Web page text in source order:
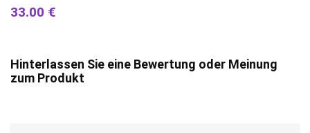
33.00 €
Hinterlassen Sie eine Bewertung oder Meinung
zum Produkt